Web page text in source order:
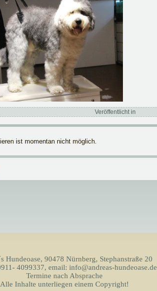
Veröffentlicht in
ist momentan nicht möglich.
Hundeoase, 90478 Nürnberg, Stephanstraße 20
4099337, email: info@andreas-hundeoase.de
Termine nach Absprache
Alle Inhalte unterliegen einem Copyright!